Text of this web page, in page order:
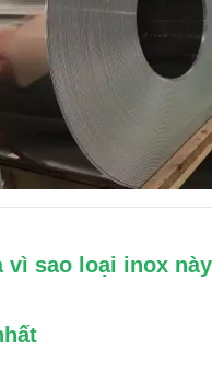
vì sao loại inox